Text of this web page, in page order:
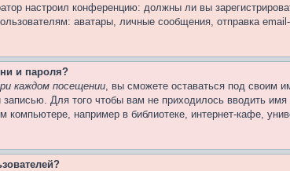
настроил конференцию: должны ли вы
аватары, личные сообщения, отправка
и пароля?
каждом посещении, вы сможете оставаться под своим
записью. Для того чтобы вам не приходилось вводить
например в библиотеке, интернет-кафе,